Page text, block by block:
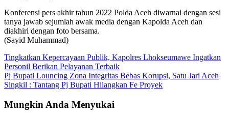
Konferensi pers akhir tahun 2022 Polda Aceh diwarnai dengan sesi
tanya jawab sejumlah awak media dengan Kapolda Aceh dan
diakhiri dengan foto bersama.
(Sayid Muhammad)
Navigasi
pos
Tingkatkan Kepercayaan Publik, Kapolres Lhokseumawe Ingatkan
Personil Berikan Pelayanan Terbaik
Pj Bupati Louncing Zona Integritas Bebas Korupsi, Satu Jari Aceh
Singkil : Tantang Pj Bupati Hilangkan Fe Proyek
Mungkin Anda Menyukai